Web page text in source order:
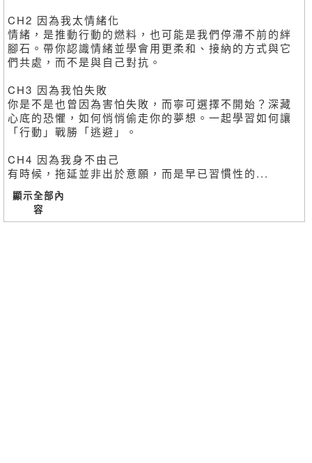
CH2 因為我太情緒化
情緒，是推動行動的燃料，也可能是我們停滯不前的絆
腳石。帶你認識情緒並學會用更柔和、接納的方式與它
們共處，而不是與自己對抗。
CH3 因為我怕失敗
你是不是也曾因為害怕失敗，而寧可選擇不開始？深藏
心底的恐懼，如何悄悄偷走你的夢想。一起學習如何讓
「行動」戰勝「逃避」。
CH4 因為我身不由己
有時候，拖延並非出於意願，而是早已習慣性的...
顯示全部內
容